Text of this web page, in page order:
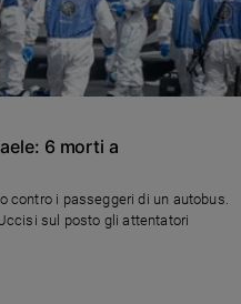
6 morti a
contro i passeggeri di un autobus.
posto gli attentatori